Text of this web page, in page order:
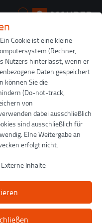
News Artikel
Cookie ist eine kleine
(Rechner,
Nutzers hinterlässt, wenn er
Daten gespeichert
können Sie die
(Do-not-track,
von
dabei ausschließlich
sind ausschließlich für
EIne Weitergabe an
erfolgt nicht.
Externe Inhalte